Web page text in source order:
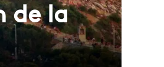
de la